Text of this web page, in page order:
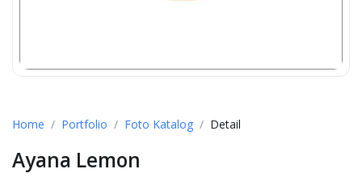
Home Portfolio Foto Katalog Detail
Ayana Lemon